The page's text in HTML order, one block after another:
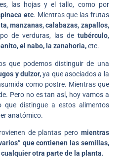
las hojas y el tallo, como por
etc. Mientras que las frutas
manzanas, calabazas, zapallos,
de verduras, las detubérculo,
el nabo, la zanahoria,etc.
que podemos distinguir de una
y dulzor,ya que asociados a la
como postre. Mientras que
Pero no es tan así, hoy vamos a
que distingue a estos alimentos
anatómico.
de plantas pero mientras
que contienen las semillas,
otra parte de la planta.